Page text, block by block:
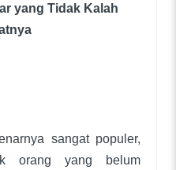
yang Tidak Kalah
sangat populer,
orang yang belum